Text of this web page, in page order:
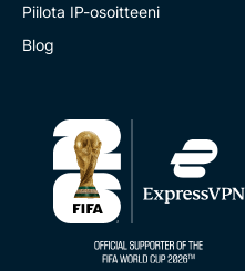
Piilota IP-osoitteeni
Blog